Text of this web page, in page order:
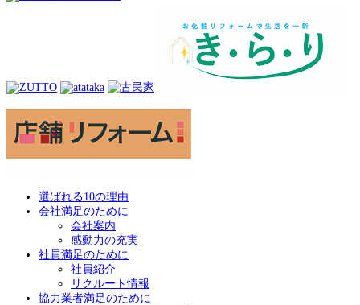
選ばれる10の理由
会社満足のために
会社案内
感動力の充実
社員満足のために
社員紹介
リクルート情報
協力業者満足のために